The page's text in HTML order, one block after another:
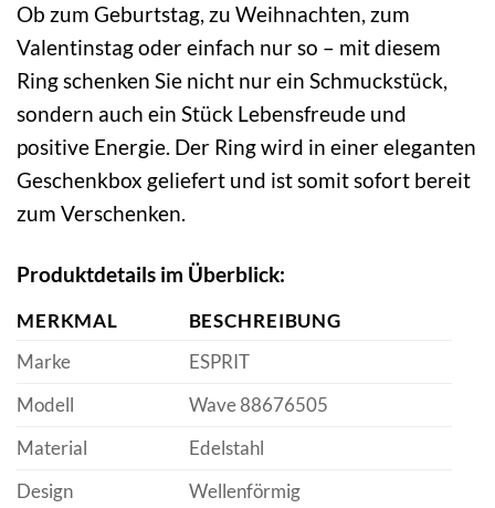
Ob zum Geburtstag, zu Weihnachten, zum
Valentinstag oder einfach nur so – mit diesem
Ring schenken Sie nicht nur ein Schmuckstück,
sondern auch ein Stück Lebensfreude und
positive Energie. Der Ring wird in einer eleganten
Geschenkbox geliefert und ist somit sofort bereit
zum Verschenken.
Produktdetails im Überblick:
MERKMAL
BESCHREIBUNG
Marke
ESPRIT
Modell
Wave 88676505
Material
Edelstahl
Design
Wellenförmig